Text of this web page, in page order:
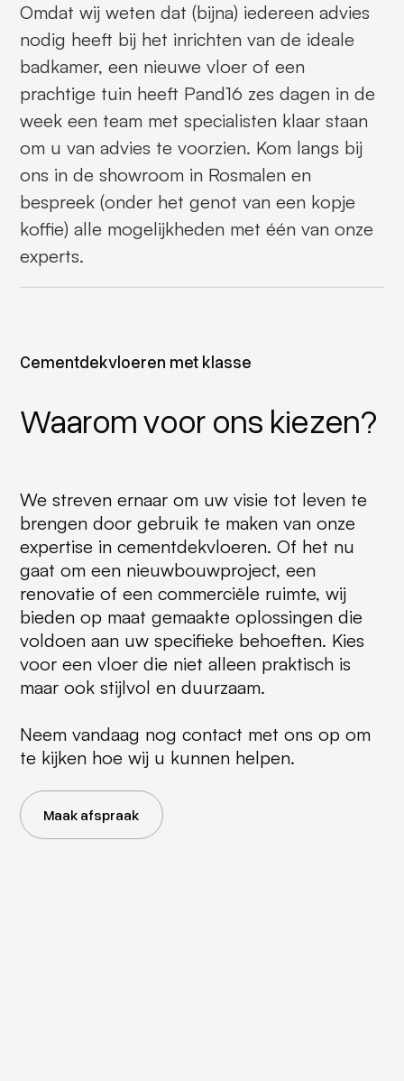
Omdat wij weten dat (bijna) iedereen advies
nodig heeft bij het inrichten van de ideale
badkamer, een nieuwe vloer of een
prachtige tuin heeft Pand16 zes dagen in de
week een team met specialisten klaar staan
om u van advies te voorzien. Kom langs bij
ons in de showroom in Rosmalen en
bespreek (onder het genot van een kopje
koffie) alle mogelijkheden met één van onze
experts.
Cementdekvloeren met klasse
Waarom voor ons kiezen?
We streven ernaar om uw visie tot leven te
brengen door gebruik te maken van onze
expertise in cementdekvloeren. Of het nu
gaat om een nieuwbouwproject, een
renovatie of een commerciële ruimte, wij
bieden op maat gemaakte oplossingen die
voldoen aan uw specifieke behoeften. Kies
voor een vloer die niet alleen praktisch is
maar ook stijlvol en duurzaam.
Neem vandaag nog contact met ons op om
te kijken hoe wij u kunnen helpen.
Maak afspraak